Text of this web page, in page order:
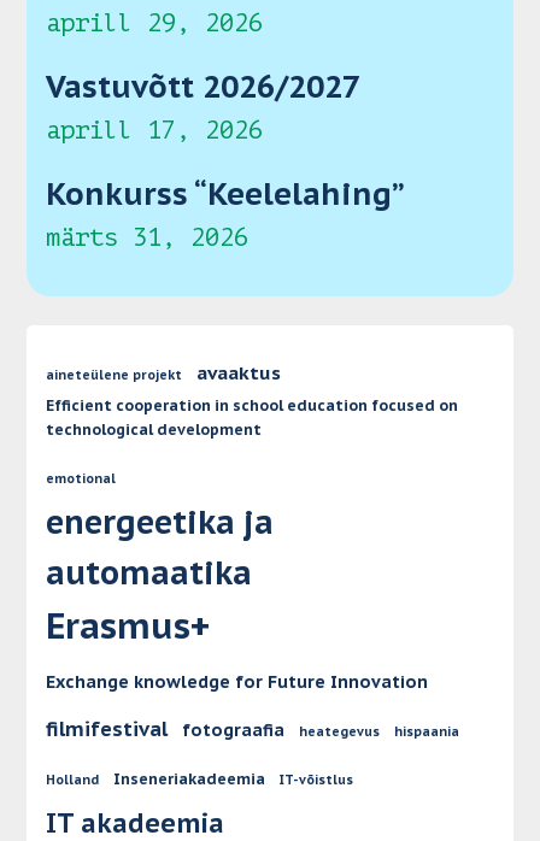
aprill 29, 2026
Vastuvõtt 2026/2027
aprill 17, 2026
Konkurss “Keelelahing”
märts 31, 2026
aineteülene projekt avaaktus
Efficient cooperation in school education focused on
technological development
emotional
energeetika ja
automaatika
Erasmus+
Exchange knowledge for Future Innovation
filmifestival fotograafia heategevus hispaania
Holland Inseneriakadeemia IT-võistlus
IT akadeemia